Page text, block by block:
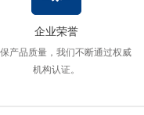
企业荣誉
产品质量，我们不断通过权威
机构认证。